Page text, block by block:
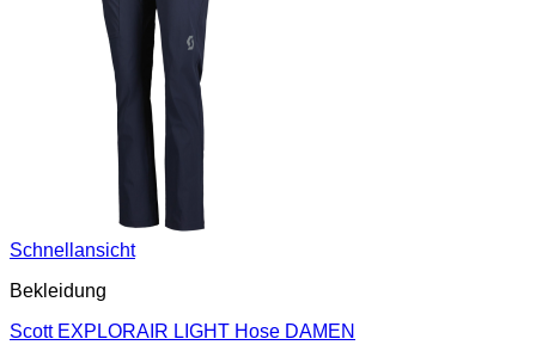
Schnellansicht
Bekleidung
Scott EXPLORAIR LIGHT Hose DAMEN